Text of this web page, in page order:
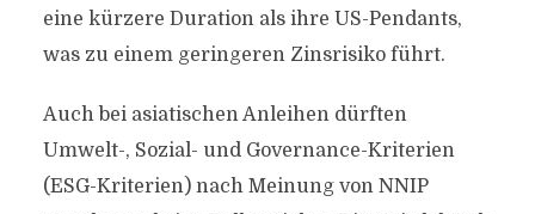
eine kürzere Duration als ihre US-Pendants,
was zu einem geringeren Zinsrisiko führt.
Auch bei asiatischen Anleihen dürften
Umwelt-, Sozial- und Governance-Kriterien
(ESG-Kriterien) nach Meinung von NNIP